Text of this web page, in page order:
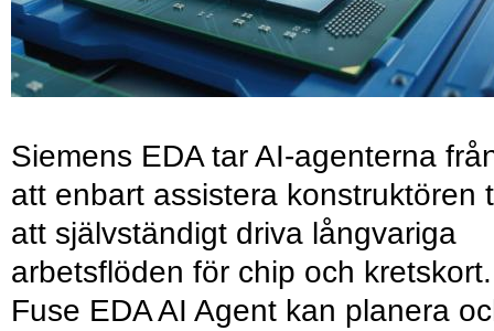
Siemens EDA tar AI-agenterna
att enbart assistera konstruktören
att självständigt driva långvariga
arbetsflöden för chip och kretskort.
Fuse EDA AI Agent kan planera